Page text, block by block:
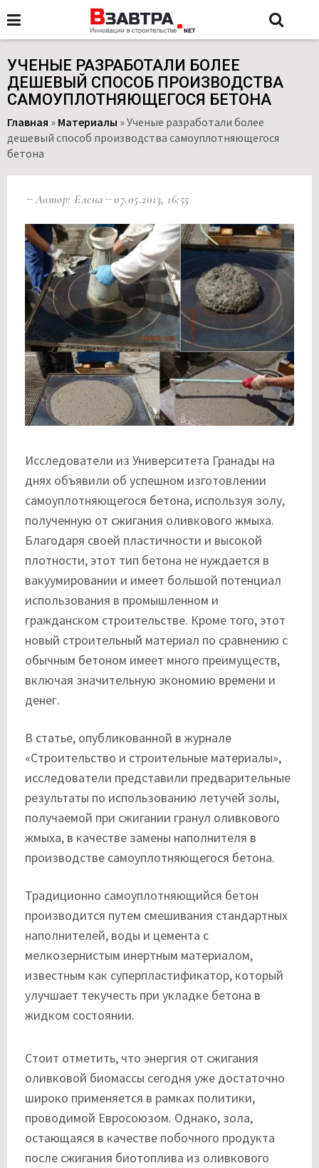
УЧЕНЫЕ РАЗРАБОТАЛИ БОЛЕЕ
ДЕШЕВЫЙ СПОСОБ ПРОИЗВОДСТВА
САМОУПЛОТНЯЮЩЕГОСЯ БЕТОНА
Главная » Материалы »Ученые разработали более
дешевый способ производства самоуплотняющегося
бетона
Автор: Елена 07.05.2013, 16:55
Исследователи из Университета Гранады на
днях объявили об успешном изготовлении
самоуплотняющегося бетона, используя золу,
полученную от сжигания оливкового жмыха.
Благодаря своей пластичности и высокой
плотности, этот тип бетона не нуждается в
вакуумировании и имеет большой потенциал
использования в промышленном и
гражданском строительстве. Кроме того, этот
новый строительный материал по сравнению с
обычным бетоном имеет много преимуществ,
включая значительную экономию времени и
денег.
В статье, опубликованной в журнале
«Строительство и строительные материалы»,
исследователи представили предварительные
результаты по использованию летучей золы,
получаемой при сжигании гранул оливкового
жмыха, в качестве замены наполнителя в
производстве самоуплотняющегося бетона.
Традиционно самоуплотняющийся бетон
производится путем смешивания стандартных
наполнителей, воды и цемента с
мелкозернистым инертным материалом,
известным как суперпластификатор, который
улучшает текучесть при укладке бетона в
жидком состоянии.
Стоит отметить, что энергия от сжигания
оливковой биомассы сегодня уже достаточно
широко применяется в рамках политики,
проводимой Евросоюзом. Однако, зола,
остающаяся в качестве побочного продукта
после сжигания биотоплива из оливкового